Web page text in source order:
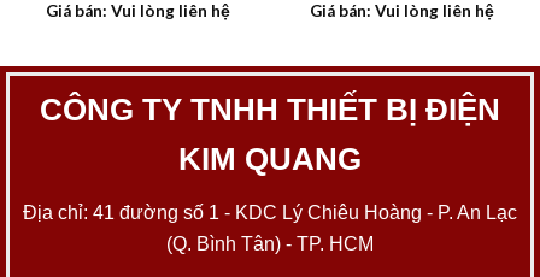
Giá bán: Vui lòng liên hệ
Giá bán: Vui lòng liên hệ
CÔNG TY TNHH THIẾT BỊ ĐIỆN
KIM QUANG
Địa chỉ: 41 đường số 1 - KDC Lý Chiêu Hoàng - P. An Lạc
(Q. Bình Tân) - TP. HCM